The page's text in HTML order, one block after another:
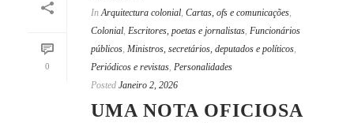
0
In Arquitectura colonial, Cartas, ofs e comunicações,
Colonial, Escritores, poetas e jornalistas, Funcionários
públicos, Ministros, secretários, deputados e políticos,
Periódicos e revistas, Personalidades
Posted Janeiro 2, 2026
UMA NOTA OFICIOSA